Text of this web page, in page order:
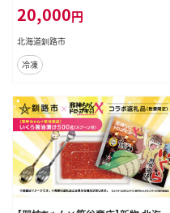
20,000円
北海道釧路市
冷凍